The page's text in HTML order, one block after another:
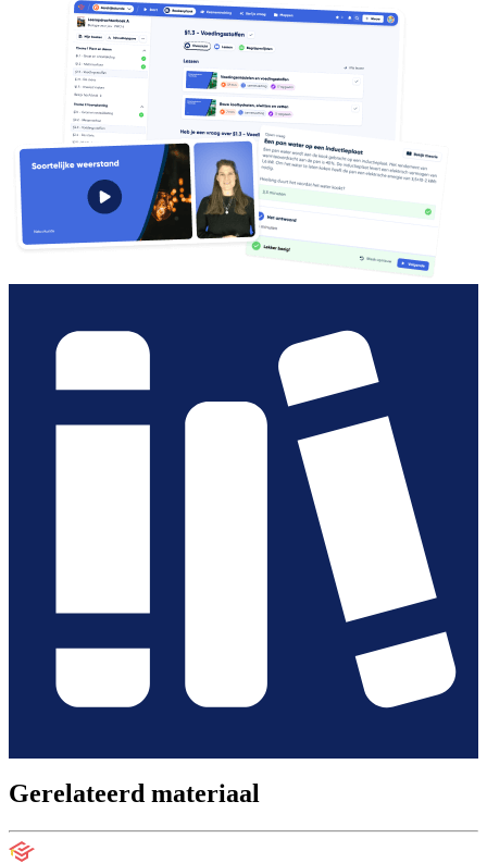
Gerelateerd materiaal